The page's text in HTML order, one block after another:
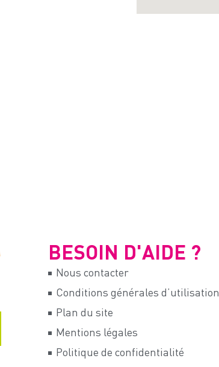
BESOIN D'AIDE ?
Nous contacter
Conditions générales d’utilisation
Plan du site
Mentions légales
Politique de confidentialité